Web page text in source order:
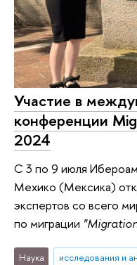
Участие в
конференции
2024
С 3 по 9 июля
Мехико (Мексика)
экспертов со всего
по миграции
Наука исследования и